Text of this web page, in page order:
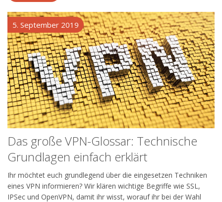
5. September 2019
Das große VPN-Glossar: Technische
Grundlagen einfach erklärt
Ihr möchtet euch grundlegend über die eingesetzen Techniken
eines VPN informieren? Wir klären wichtige Begriffe wie SSL,
IPSec und OpenVPN, damit ihr wisst, worauf ihr bei der Wahl